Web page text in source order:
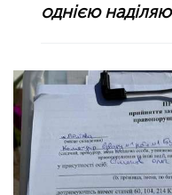
однією